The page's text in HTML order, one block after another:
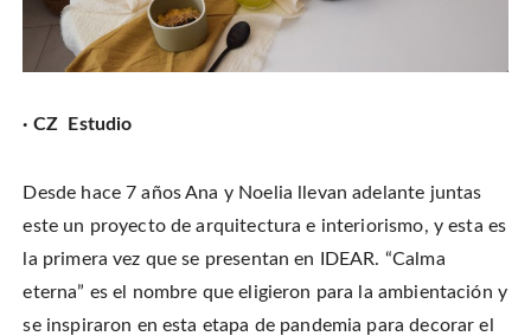
· CZ Estudio
Desde hace 7 años Ana y Noelia llevan adelante juntas
este un proyecto de arquitectura e interiorismo, y esta es
la primera vez que se presentan en IDEAR. “Calma
eterna” es el nombre que eligieron para la ambientación y
se inspiraron en esta etapa de pandemia para decorar el